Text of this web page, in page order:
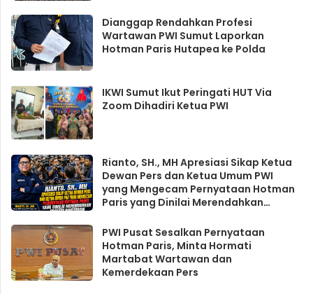
Dianggap Rendahkan Profesi
Wartawan PWI Sumut Laporkan
Hotman Paris Hutapea ke Polda
IKWI Sumut Ikut Peringati HUT Via
Zoom Dihadiri Ketua PWI
Rianto, SH., MH Apresiasi Sikap Ketua
Dewan Pers dan Ketua Umum PWI
yang Mengecam Pernyataan Hotman
Paris yang Dinilai Merendahkan
PWI Pusat Sesalkan Pernyataan
Hotman Paris, Minta Hormati
Martabat Wartawan dan
Kemerdekaan Pers